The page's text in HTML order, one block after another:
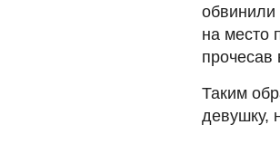
обвинили
на место
прочесав
Таким
девушку,